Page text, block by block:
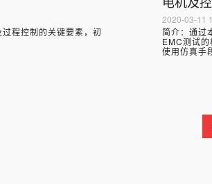
程控制的关键要素，初
2020-03-11
简介： 通过
EMC测试
使用仿真手